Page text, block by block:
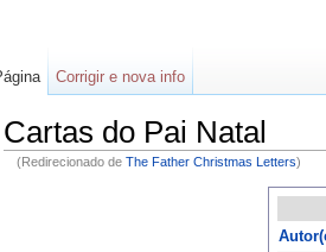
Cartas do Pai Natal
(Redirecionado de The Father Christmas Letters)
Corrigir e nova info